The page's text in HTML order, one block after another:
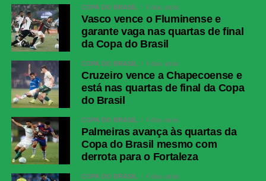
COPA DO BRASIL 4 dias atrás
Vasco vence o Fluminense e
garante vaga nas quartas de final
da Copa do Brasil
COPA DO BRASIL 4 dias atrás
Cruzeiro vence a Chapecoense e
está nas quartas de final da Copa
do Brasil
COPA DO BRASIL 4 dias atrás
Palmeiras avança às quartas da
Copa do Brasil mesmo com
derrota para o Fortaleza
COPA DO BRASIL 4 dias atrás